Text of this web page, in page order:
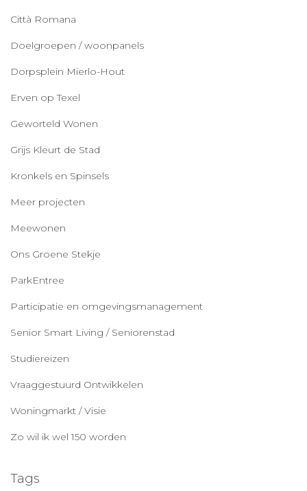
Città Romana
Doelgroepen / woonpanels
Dorpsplein Mierlo-Hout
Erven op Texel
Geworteld Wonen
Grijs Kleurt de Stad
Kronkels en Spinsels
Meer projecten
Meewonen
Ons Groene Stekje
ParkEntree
Participatie en omgevingsmanagement
Senior Smart Living / Seniorenstad
Studiereizen
Vraaggestuurd Ontwikkelen
Woningmarkt / Visie
Zo wil ik wel 150 worden
Tags